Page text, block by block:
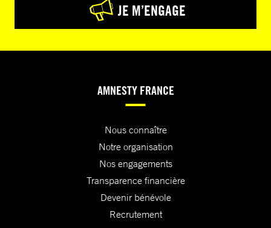
JE M’ENGAGE
AMNESTY FRANCE
Nous connaître
Notre organisation
Nos engagements
Transparence financière
Devenir bénévole
Recrutement